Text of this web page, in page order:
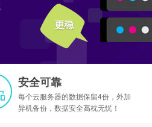
安全可靠
每个云服务器的数据保留4份，外加
异机备份，数据安全高枕无忧！